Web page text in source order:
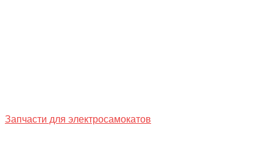
Запчасти для электросамокатов